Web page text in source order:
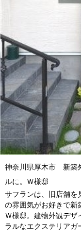
神奈川県厚木市 新築
ルに。Ｗ様邸
サフランは、旧店舗を
の雰囲気がお好きで新
Ｗ様邸。建物外観デザ
ラルなエクステリアガ